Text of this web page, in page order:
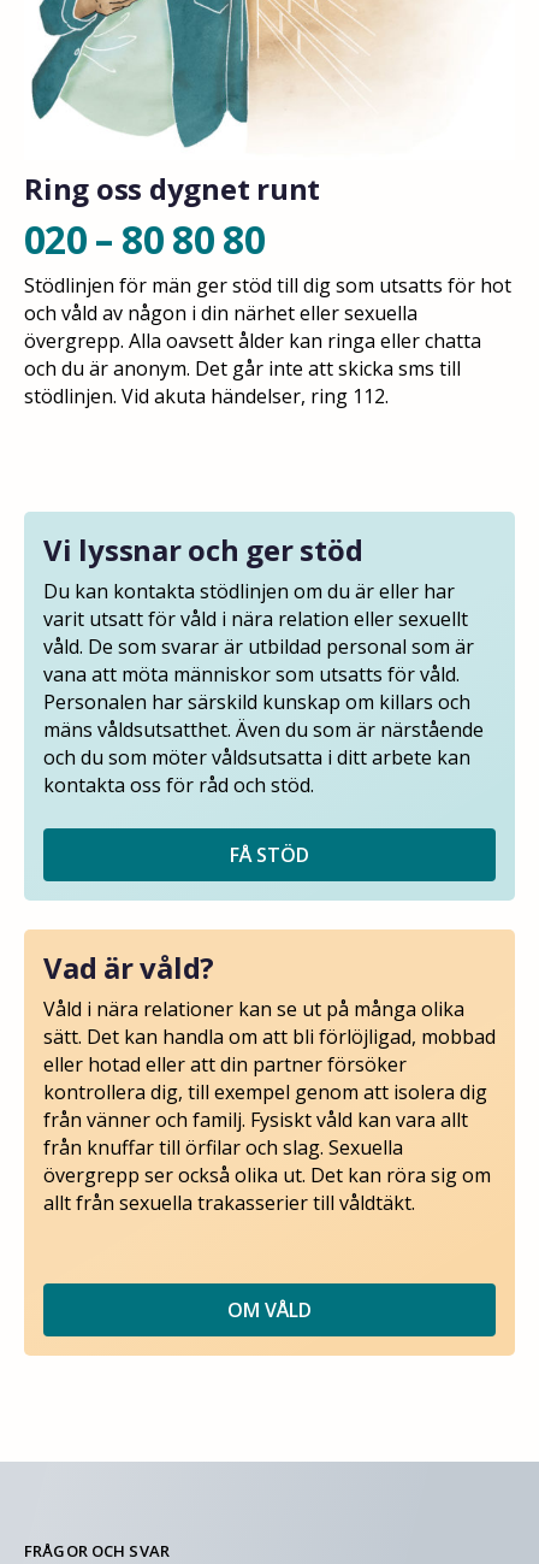
Ring oss dygnet runt
020 – 80 80 80
Stödlinjen för män ger stöd till dig som utsatts för hot
och våld av någon i din närhet eller sexuella
övergrepp. Alla oavsett ålder kan ringa eller chatta
och du är anonym. Det går inte att skicka sms till
stödlinjen. Vid akuta händelser, ring 112.
Vi lyssnar och ger stöd
Du kan kontakta stödlinjen om du är eller har
varit utsatt för våld i nära relation eller sexuellt
våld. De som svarar är utbildad personal som är
vana att möta människor som utsatts för våld.
Personalen har särskild kunskap om killars och
mäns våldsutsatthet. Även du som är närstående
och du som möter våldsutsatta i ditt arbete kan
kontakta oss för råd och stöd.
FÅ STÖD
Vad är våld?
Våld i nära relationer kan se ut på många olika
sätt. Det kan handla om att bli förlöjligad, mobbad
eller hotad eller att din partner försöker
kontrollera dig, till exempel genom att isolera dig
från vänner och familj. Fysiskt våld kan vara allt
från knuffar till örfilar och slag. Sexuella
övergrepp ser också olika ut. Det kan röra sig om
allt från sexuella trakasserier till våldtäkt.
OM VÅLD
FRÅGOR OCH SVAR